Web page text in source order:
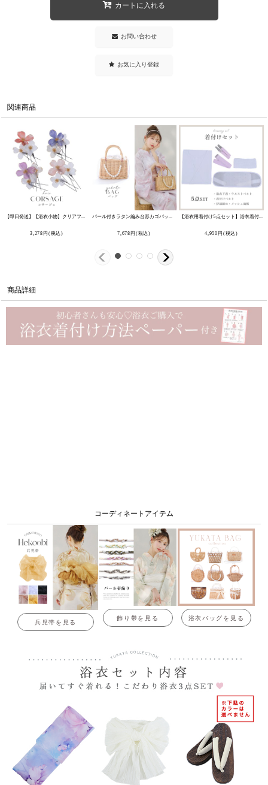
カートに入れる
お問い合わせ
お気に入り登録
関連商品
【即日発送】【浴衣小物】クリアフラワーコサージュ【4カラー】[OF04] [YA-1002-kj]
3,278 円 (税込)
パール付きラタン編み台形カゴバッグ[OF01] [YB-2401-kj-BE-s9
7,678 円 (税込)
【浴衣用着付け5点セット】浴衣着付けセット [YMT]
4,950 円 (税込)
商品詳細
コーディネートアイテム
兵児帯を見る
飾り帯を見る 浴衣バッグを見る